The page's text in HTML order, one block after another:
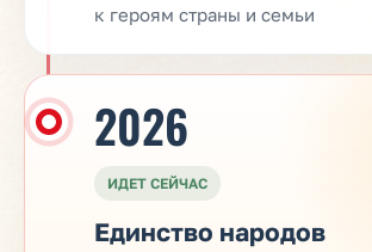
к героям страны и семьи
2026
ИДЕТ СЕЙЧАС
Единство народов